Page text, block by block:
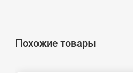
Похожие товары